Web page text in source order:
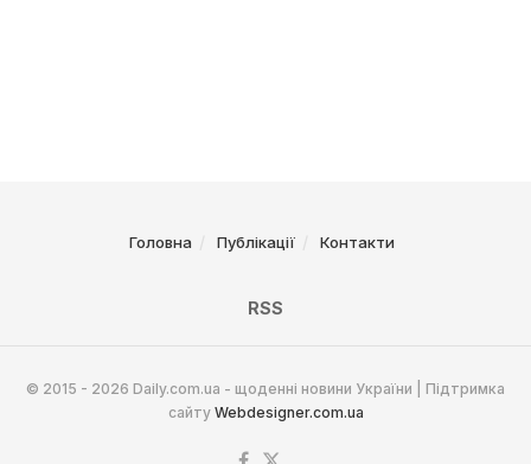
Головна Публікації Контакти
RSS
© 2015 - 2026 Daily.com.ua - щоденні новини України | Підтримка
сайту Webdesigner.com.ua